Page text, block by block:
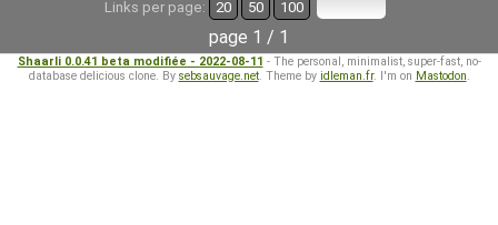
Links per page: 20 50 100
page 1 / 1
Shaarli 0.0.41 beta modifiée - 2022-08-11 - The personal, minimalist, super-fast, no-
database delicious clone. By sebsauvage.net. Theme by idleman.fr. I'm on Mastodon.